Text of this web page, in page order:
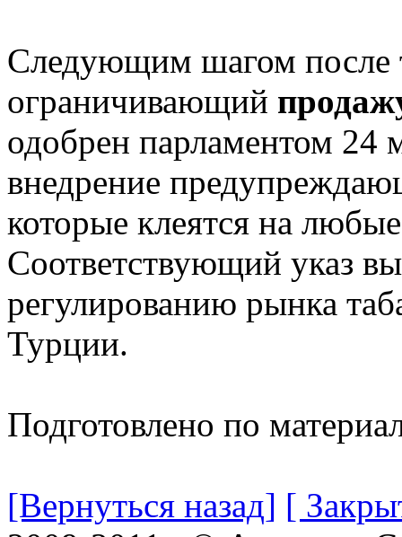
Следующим шагом после
ограничивающий
одобрен парламентом 24
внедрение
которые клеятся на
Соответствующий указ
регулированию рынка
Турции.
Подготовлено по
[Вернуться назад] [